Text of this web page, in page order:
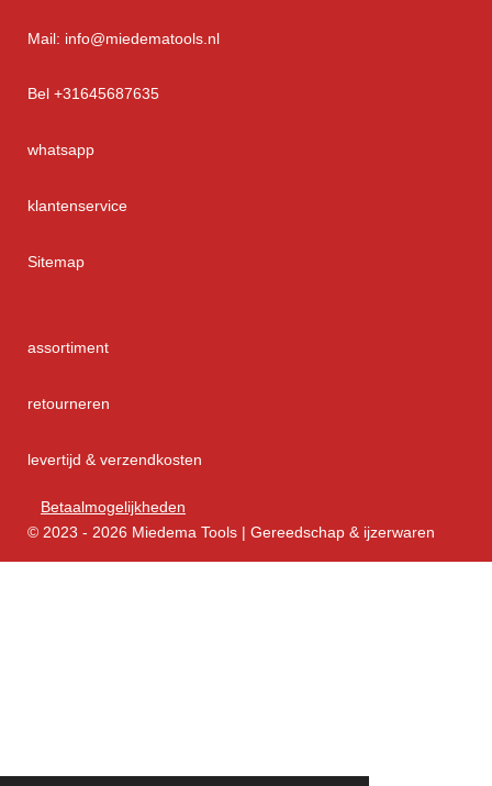
Mail: info@miedematools.nl
Bel +31645687635
whatsapp
klantenservice
Sitemap
assortiment
retourneren
levertijd & verzendkosten
Betaalmogelijkheden
© 2023 - 2026 Miedema Tools | Gereedschap & ijzerwaren